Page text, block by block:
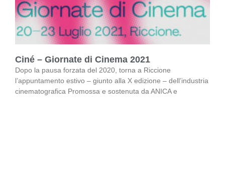
Ciné – Giornate di Cinema 2021
Dopo la pausa forzata del 2020, torna a Riccione
l’appuntamento estivo – giunto alla X edizione – dell’industria
cinematografica Promossa e sostenuta da ANICA e